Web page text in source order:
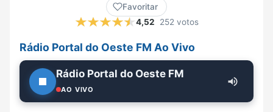
Favoritar
4,52
252 votos
Rádio Portal do Oeste FM Ao Vivo
Rádio Portal do Oeste FM
AO VIVO